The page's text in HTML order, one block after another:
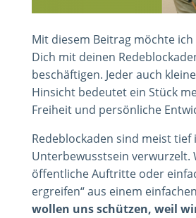
Mit diesem Beitrag möchte
Dich mit deinen
beschäftigen. Jeder auch
Hinsicht bedeutet ein Stück
Freiheit und persönliche
Redeblockaden sind meist tief
Unterbewusstsein verwurzelt.
öffentliche Auftritte oder
ergreifen“ aus einem
wollen uns schützen, weil